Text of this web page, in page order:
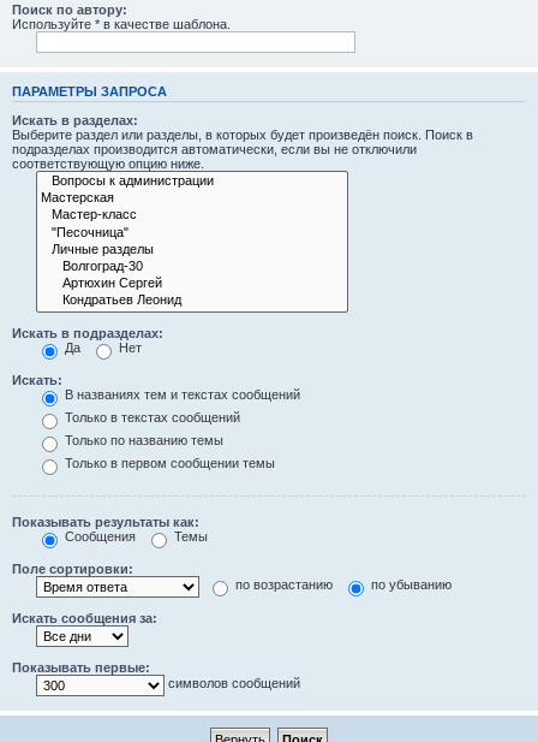
Поиск по автору:
Используйте * в качестве шаблона.
ПАРАМЕТРЫ ЗАПРОСА
Искать в разделах:
Выберите раздел или разделы, в которых будет произведён поиск. Поиск в
подразделах производится автоматически, если вы не отключили
соответствующую опцию ниже.
Искать в подразделах:
Да
Нет
Искать:
В названиях тем и текстах сообщений
Только в текстах сообщений
Только по названию темы
Только в первом сообщении темы
Показывать результаты как:
Сообщения
Темы
Поле сортировки:
по возрастанию
по убыванию
Искать сообщения за:
Показывать первые:
символов сообщений